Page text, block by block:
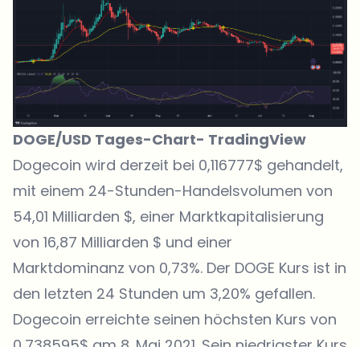
DOGE/USD Tages-Chart- TradingView
Dogecoin wird derzeit bei 0,116777$ gehandelt,
mit einem 24-Stunden-Handelsvolumen von
54,01 Milliarden $, einer Marktkapitalisierung
von 16,87 Milliarden $ und einer
Marktdominanz von 0,73%. Der DOGE Kurs ist in
den letzten 24 Stunden um 3,20% gefallen.
Dogecoin erreichte seinen höchsten Kurs von